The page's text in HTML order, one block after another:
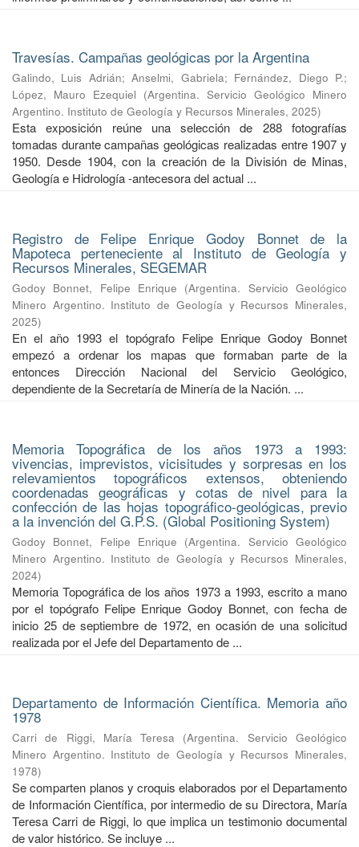
Travesías. Campañas geológicas por la Argentina
Galindo, Luis Adrián;Anselmi, Gabriela; Fernández, Diego P.;
López, Mauro Ezequiel (Argentina. Servicio Geológico Minero
Argentino. Instituto de Geología y Recursos Minerales, 2025)
Esta exposición reúne una selección de 288 fotografías
tomadas durante campañas geológicas realizadas entre 1907 y
1950. Desde 1904, con la creación de la División de Minas,
Geología e Hidrología -antecesora del actual ...
Registro de Felipe Enrique Godoy Bonnet de la
Mapoteca perteneciente al Instituto de Geología y
Recursos Minerales, SEGEMAR
Godoy Bonnet, Felipe Enrique (Argentina. Servicio Geológico
Minero Argentino. Instituto de Geología y Recursos Minerales,
2025)
En el año 1993 el topógrafo Felipe Enrique Godoy Bonnet
empezó a ordenar los mapas que formaban parte de la
entonces Dirección Nacional del Servicio Geológico,
dependiente de la Secretaría de Minería de la Nación. ...
Memoria Topográfica de los años 1973 a 1993:
vivencias, imprevistos, vicisitudes y sorpresas en los
relevamientos topográficos extensos, obteniendo
coordenadas geográficas y cotas de nivel para la
confección de las hojas topográfico-geológicas, previo
a la invención del G.P.S. (Global Positioning System)
Godoy Bonnet, Felipe Enrique (Argentina. Servicio Geológico
Minero Argentino. Instituto de Geología y Recursos Minerales,
2024)
Memoria Topográfica de los años 1973 a 1993, escrito a mano
por el topógrafo Felipe Enrique Godoy Bonnet, con fecha de
inicio 25 de septiembre de 1972, en ocasión de una solicitud
realizada por el Jefe del Departamento de ...
Departamento de Información Científica. Memoria año
1978
Carri de Riggi, María Teresa (Argentina. Servicio Geológico
Minero Argentino. Instituto de Geología y Recursos Minerales,
1978)
Se comparten planos y croquis elaborados por el Departamento
de Información Científica, por intermedio de su Directora, María
Teresa Carri de Riggi, lo que implica un testimonio documental
de valor histórico. Se incluye ...